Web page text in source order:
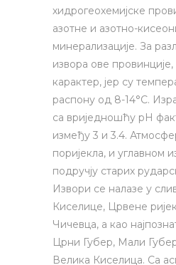
хидрогеохемијске
азотне и азотно-
минерализације. За
извора ове
карактер, јер су
распону од 8-14°C.
са вриједношћу pH
између 3 и 3.4.
поријекла, и углавном
подручју старих
Извори се налазе у
Киселице, Црвене
Чичевца, а као
Црни Губер, Мали
Велика Киселица. Са